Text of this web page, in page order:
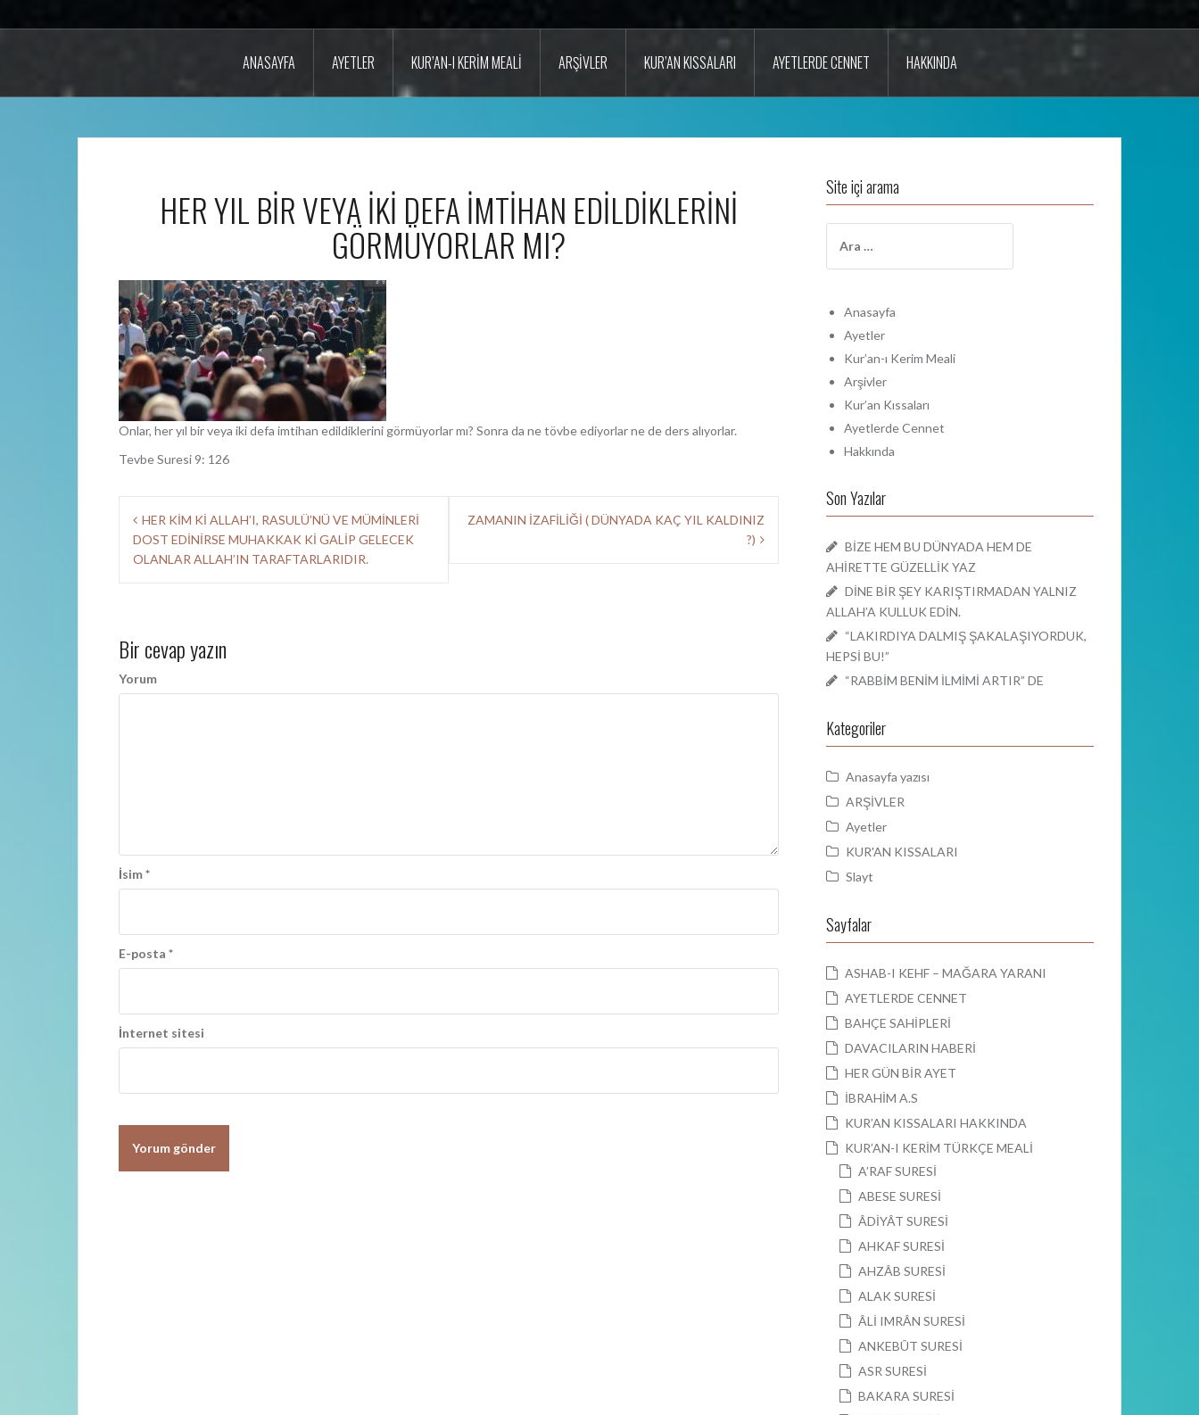
ANASAYFA AYETLER KUR’AN-I KERIM MEALI ARŞIVLER KUR’AN KISSALARI AYETLERDE CENNET HAKKINDA
HER YIL BİR VEYA İKİ DEFA İMTİHAN EDİLDİKLERİNİ
GÖRMÜYORLAR MI?
Onlar, her yıl bir veya iki defa imtihan edildiklerini görmüyorlar mı? Sonra da ne tövbe ediyorlar ne de ders alıyorlar.
Tevbe Suresi 9: 126
d
o
l
ı
HER KİM Kİ ALLAH’I, RASULÜ’NÜ VE MÜMİNLERİ
DOST EDİNİRSE MUHAKKAK Kİ GALİP GELECEK
OLANLAR ALLAH’IN TARAFTARLARIDIR.
ZAMANIN İZAFİLİĞİ ( DÜNYADA KAÇ YIL KALDINIZ
?)
Bir cevap yazın
Yorum
İsim*
E-posta *
İnternet sitesi
Site içi arama
a
a
Anasayfa
Ayetler
Kur’an-ı Kerim Meali
Arşivler
Kur’an Kıssaları
Ayetlerde Cennet
Hakkında
Son Yazılar
BİZE HEM BU DÜNYADA HEM DE
AHİRETTE GÜZELLİK YAZ
DİNE BİR ŞEY KARIŞTIRMADAN YALNIZ
ALLAH’A KULLUK EDİN.
“LAKIRDIYA DALMIŞ ŞAKALAŞIYORDUK,
HEPSİ BU!”
“RABBİM BENİM İLMİMİ ARTIR” DE
Kategoriler
Anasayfa yazısı
ARŞİVLER
Ayetler
KUR'AN KISSALARI
Slayt
Sayfalar
ASHAB-I KEHF – MAĞARA YARANI
AYETLERDE CENNET
BAHÇE SAHİPLERİ
DAVACILARIN HABERİ
HER GÜN BİR AYET
İBRAHİM A.S
KUR’AN KISSALARI HAKKINDA
KUR’AN-I KERİM TÜRKÇE MEALİ
A’RAF SURESİ
ABESE SURESİ
ÂDİYÂT SURESİ
AHKAF SURESİ
AHZÂB SURESİ
ALAK SURESİ
ÂLİ IMRÂN SURESİ
ANKEBÛT SURESİ
ASR SURESİ
BAKARA SURESİ